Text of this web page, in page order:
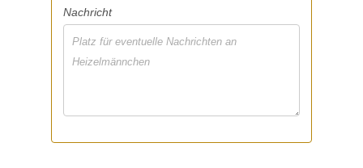
Nachricht